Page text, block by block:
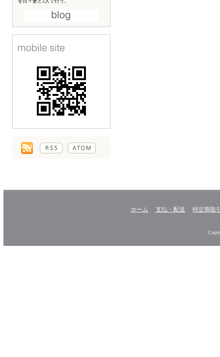
ホーム 支払・配送 特定商取